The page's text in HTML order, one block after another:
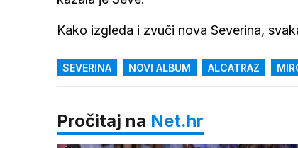
Kako izgleda i zvuči nova Severina,
SEVERINA NOVI ALBUM ALCATRAZ
Pročitaj na Net.hr